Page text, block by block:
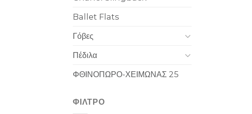
Ballet Flats
Γόβες
Πέδιλα
ΦΘΙΝΟΠΩΡΟ-ΧΕΙΜΩΝΑΣ 25
ΦΙΛΤΡΟ